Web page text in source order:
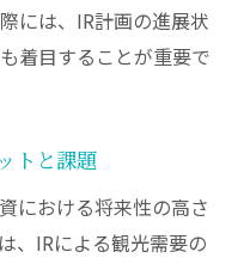
には、IR計画の進展状
着目することが重要で
トと課題
における将来性の高さ
、IRによる観光需要の